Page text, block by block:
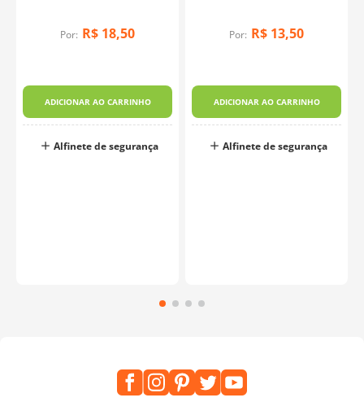
Por: R$ 18,50
ADICIONAR AO CARRINHO
Alfinete de segurança
Por: R$ 13,50
ADICIONAR AO CARRINHO
Alfinete de segurança